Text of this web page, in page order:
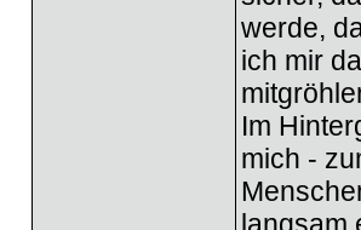
werde,
ich mir
Im
mich -
langsam